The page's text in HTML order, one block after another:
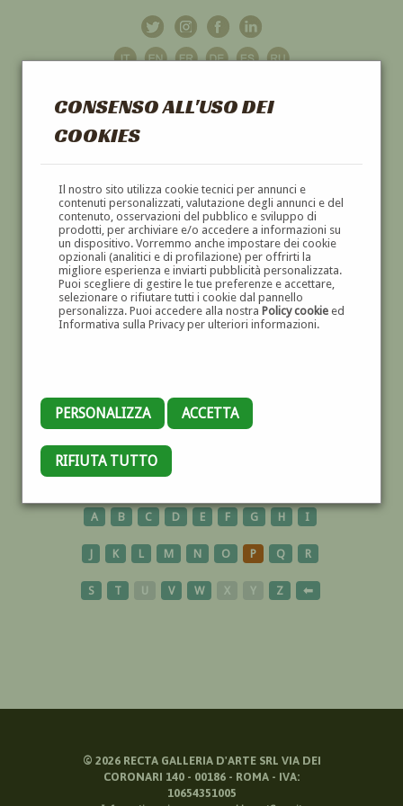
CONSENSO ALL'USO DEI
COOKIES
Il nostro sito utilizza cookie tecnici per annunci e
contenuti personalizzati, valutazione degli annunci e del
contenuto, osservazioni del pubblico e sviluppo di
prodotti, per archiviare e/o accedere a informazioni su
un dispositivo. Vorremmo anche impostare dei cookie
opzionali (analitici e di profilazione) per offrirti la
migliore esperienza e inviarti pubblicità personalizzata.
Puoi scegliere di gestire le tue preferenze e accettare,
selezionare o rifiutare tutti i cookie dal pannello
personalizza. Puoi accedere alla nostra Policy cookieed
Informativa sulla Privacy per ulteriori informazioni.
PERSONALIZZA ACCETTA
RIFIUTA TUTTO
GALLERIAD'ARTE
DIPINTI E SCULTURE '800 E '900
TAORMINA
A B C D E F G H I
J K L M N O P Q R
S T U V W X Y Z ⬅
© 2026RECTA GALLERIA D'ARTE SRL VIA DEI
CORONARI 140 - 00186 - ROMA - IVA:
10654351005